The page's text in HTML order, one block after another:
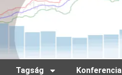
Tagság Konferencia